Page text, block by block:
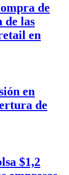
de
de las
en
en
de
$1,2